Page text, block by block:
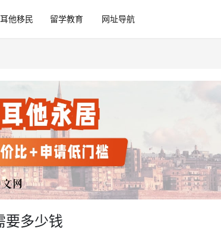
他移民 留学教育 网址导航
要多少钱